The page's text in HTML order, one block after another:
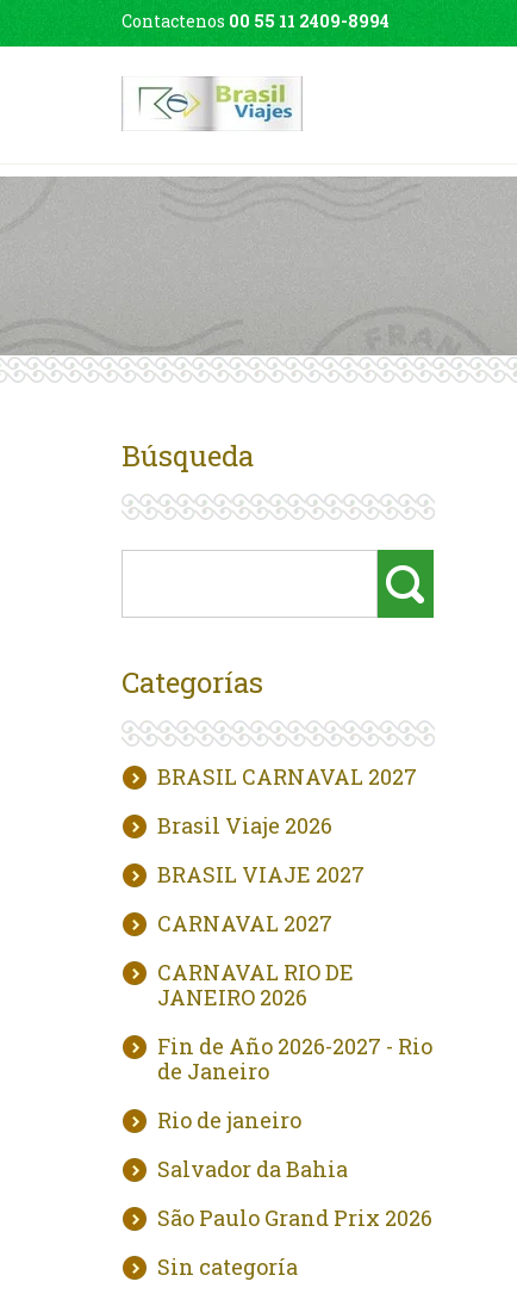
Contactenos 00 55 11 2409-8994
Búsqueda
Categorías
BRASIL CARNAVAL 2027
Brasil Viaje 2026
BRASIL VIAJE 2027
CARNAVAL 2027
CARNAVAL RIO DE
JANEIRO 2026
Fin de Año 2026-2027 - Rio
de Janeiro
Rio de janeiro
Salvador da Bahia
São Paulo Grand Prix 2026
Sin categoría